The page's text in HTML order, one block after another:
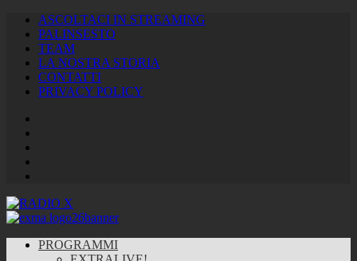
ASCOLTACI IN STREAMING
PALINSESTO
TEAM
LA NOSTRA STORIA
CONTATTI
PRIVACY POLICY
PROGRAMMI